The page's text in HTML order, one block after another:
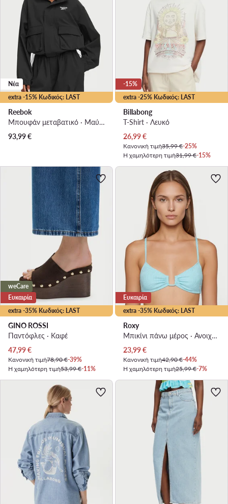
extra -15% Κωδικός: LAST
Νέα
Reebok
Μπουφάν μεταβατικό · Μαύρο
93,99€
extra -25% Κωδικός: LAST
-15%
Billabong
T-Shirt · Λευκό
Τρέχουσα τιμή
26,99€
Κανονική τιμή35,99 €-25%
Η χαμηλότερη τιμή31,99 €-15%
extra -35% Κωδικός: LAST
weCare
Ευκαιρία
GINO ROSSI
Παντόφλες · Καφέ
Τρέχουσα τιμή
47,99€
Κανονική τιμή78,90 €-39%
Η χαμηλότερη τιμή53,99 €-11%
extra -35% Κωδικός: LAST
Ευκαιρία
Roxy
Μπικίνι πάνω μέρος · Ανοιχτό μπλε
Τρέχουσα τιμή
23,99€
Κανονική τιμή42,90 €-44%
Η χαμηλότερη τιμή25,99 €-7%